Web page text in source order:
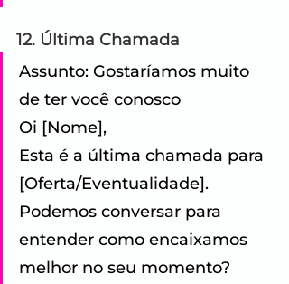
12. Última Chamada
Assunto: Gostaríamos muito
de ter você conosco
Oi [Nome],
Esta é a última chamada para
[Oferta/Eventualidade].
Podemos conversar para
entender como encaixamos
melhor no seu momento?